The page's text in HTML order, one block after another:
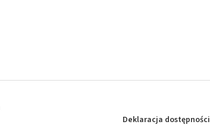
Deklaracja dostępności